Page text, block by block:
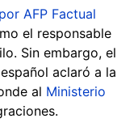
AFP Factual
el responsable
Sin embargo, el
aclaró a la
al Ministerio